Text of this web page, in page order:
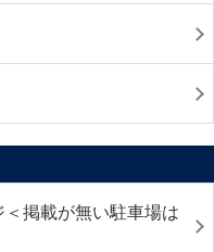
掲載が無い駐車場は